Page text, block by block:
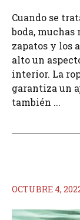
Cuando se
boda,
zapatos y los
alto un
interior. La
garantiza un
también ...
OCTUBRE 4,